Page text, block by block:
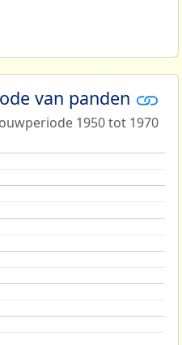
van panden
1950 tot 1970